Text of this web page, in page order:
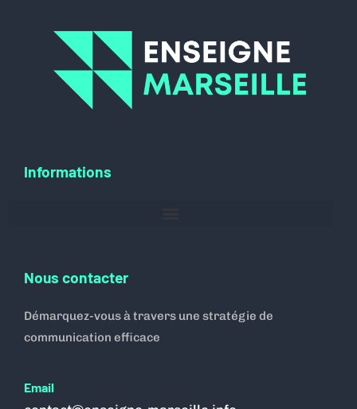
Informations
Nous contacter
Démarquez-vous à travers une stratégie de
communication efficace
Email